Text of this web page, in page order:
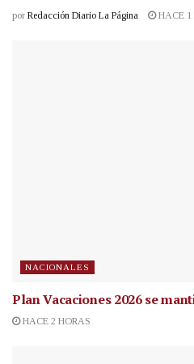
por Redacción Diario La Página HACE 1
NACIONALES
Plan Vacaciones 2026 se
HACE 2 HORAS